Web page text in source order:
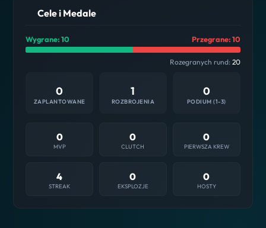
Cele i Medale
Wygrane: 10 Przegrane: 10
Rozegranych rund: 20
0
ZAPLANTOWANE
1
ROZBROJENIA
0
PODIUM (1-3)
0
MVP
0
CLUTCH
0
PIERWSZA KREW
4
STREAK
0
EKSPLOZJE
0
HOSTY